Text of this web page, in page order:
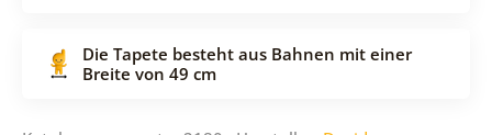
Die Tapete besteht aus Bahnen mit einer
Breite von 49 cm